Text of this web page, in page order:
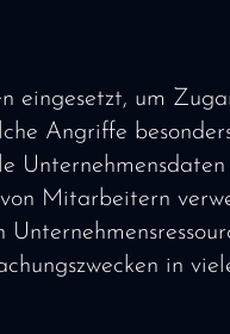
eingesetzt, um
Angriffe
Mitarbeitern
in